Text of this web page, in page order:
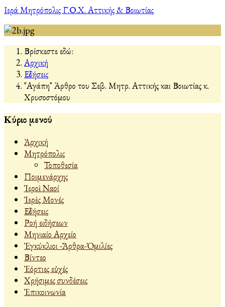
Ιερά Μητρόπολις Γ.Ο.Χ. Αττικής & Βοιωτίας
Βρίσκεστε εδώ:
Αρχική
Εἰδήσεις
"Αγάπη" Άρθρο του Σεβ. Μητρ. Αττικής και Βοιωτίας κ.
Χρυσοστόμου
Κύριο μενού
Ἀρχική
Μητρόπολις
Τοποθεσία
Ποιμενάρχης
Ἱεροὶ Ναοί
Ἱερὲς Μονές
Εἰδήσεις
Ροή ειδήσεων
Μηνιαίο Αρχείο
Ἐγκύκλιοι -Ἄρθρα-Ὁμιλίες
Βίντεο
Ἐόρτιες εὐχές
Χρήσιμες συνδέσεις
Ἐπικοινωνία